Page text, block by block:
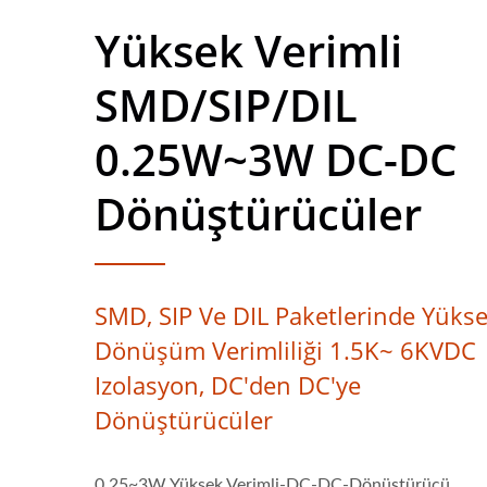
Yüksek Verimli
SMD/SIP/DIL
0.25W~3W DC-DC
Dönüştürücüler
SMD, SIP Ve DIL Paketlerinde
Dönüşüm Verimliliği 1.5K~ 6KVDC
Izolasyon, DC'den DC'ye
Dönüştürücüler